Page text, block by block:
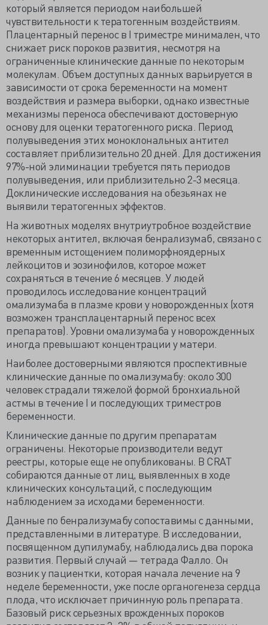
который является периодом наибольшей
чувствительности к тератогенным воздействиям.
Плацентарный перенос в I триместре минимален, что
снижает риск пороков развития, несмотря на
ограниченные клинические данные по некоторым
молекулам. Объем доступных данных варьируется в
зависимости от срока беременности на момент
воздействия и размера выборки, однако известные
механизмы переноса обеспечивают достоверную
основу для оценки тератогенного риска. Период
полувыведения этих моноклональных антител
составляет приблизительно 20 дней. Для достижения
97%-ной элиминации требуется пять периодов
полувыведения, или приблизительно 2-3 месяца.
Доклинические исследования на обезьянах не
выявили тератогенных эффектов.
На животных моделях внутриутробное воздействие
некоторых антител, включая бенрализумаб, связано с
временным истощением полиморфноядерных
лейкоцитов и эозинофилов, которое может
сохраняться в течение 6 месяцев. У людей
проводилось исследование концентраций
омализумаба в плазме крови у новорожденных (хотя
возможен трансплацентарный перенос всех
препаратов). Уровни омализумаба у новорожденных
иногда превышают концентрации у матери.
Наиболее достоверными являются проспективные
клинические данные по омализумабу: около 300
человек страдали тяжелой формой бронхиальной
астмы в течение I и последующих триместров
беременности.
Клинические данные по другим препаратам
ограничены. Некоторые производители ведут
реестры, которые еще не опубликованы. В CRAT
собираются данные от лиц, выявленных в ходе
клинических консультаций, с последующим
наблюдением за исходами беременности.
Данные по бенрализумабу сопоставимы с данными,
представленными в литературе. В исследовании,
посвященном дупилумабу, наблюдались два порока
развития. Первый случай — тетрада Фалло. Он
возник у пациентки, которая начала лечение на 9
неделе беременности, уже после органогенеза сердца
плода, что исключает причинную роль препарата.
Базовый риск серьезных врожденных пороков